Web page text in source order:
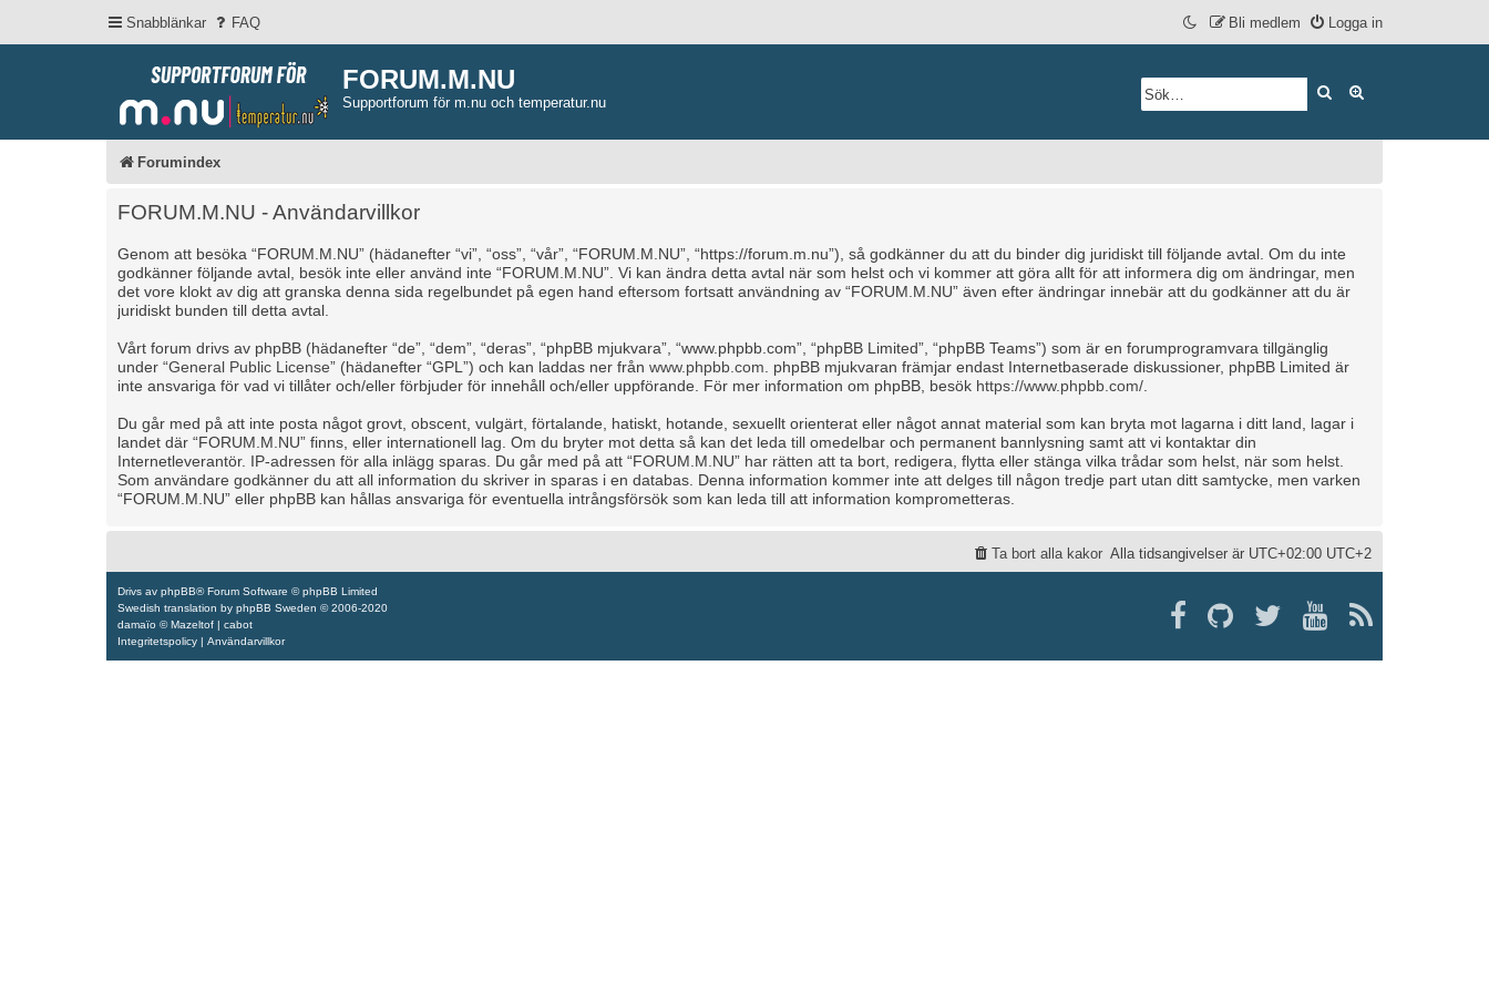
Snabblänkar FAQ Logga in
Bli medlem
FORUM.M.NU
Supportforum för m.nu och temperatur.nu
Sök
Forumindex
FORUM.M.NU - Användarvillkor
Genom att besöka “FORUM.M.NU” (hädanefter “vi”, “oss”, “vår”, “FORUM.M.NU”, “https://forum.m.nu”), så godkänner du att du binder dig juridiskt till följande avtal. Om du inte
godkänner följande avtal, besök inte eller använd inte “FORUM.M.NU”. Vi kan ändra detta avtal när som helst och vi kommer att göra allt för att informera dig om ändringar, men
det vore klokt av dig att granska denna sida regelbundet på egen hand eftersom fortsatt användning av “FORUM.M.NU” även efter ändringar innebär att du godkänner att du är
juridiskt bunden till detta avtal.
Vårt forum drivs av phpBB (hädanefter “de”, “dem”, “deras”, “phpBB mjukvara”, “www.phpbb.com”, “phpBB Limited”, “phpBB Teams”) som är en forumprogramvara tillgänglig
under “General Public License” (hädanefter “GPL”) och kan laddas ner från www.phpbb.com . phpBB mjukvaran främjar endast Internetbaserade diskussioner, phpBB Limited är
inte ansvariga för vad vi tillåter och/eller förbjuder för innehåll och/eller uppförande. För mer information om phpBB, besök https://www.phpbb.com/
Du går med på att inte posta något grovt, obscent, vulgärt, förtalande, hatiskt, hotande, sexuellt orienterat eller något annat material som kan bryta mot lagarna i ditt land, lagar i
landet där “FORUM.M.NU” finns, eller internationell lag. Om du bryter mot detta så kan det leda till omedelbar och permanent bannlysning samt att vi kontaktar din
Internetleverantör. IP-adressen för alla inlägg sparas. Du går med på att “FORUM.M.NU” har rätten att ta bort, redigera, flytta eller stänga vilka trådar som helst, när som helst.
Som användare godkänner du att all information du skriver in sparas i en databas. Denna information kommer inte att delges till någon tredje part utan ditt samtycke, men varken
“FORUM.M.NU” eller phpBB kan hållas ansvariga för eventuella intrångsförsök som kan leda till att information komprometteras.
Alla tidsangivelser är UTC+02:00 UTC+2
Ta bort alla kakor
Drivs av phpBB® Forum Software © phpBB Limited
Swedish translation by phpBB Sweden © 2006-2020
damaïo ©Mazeltof | cabot
Integritetspolicy | Användarvillkor